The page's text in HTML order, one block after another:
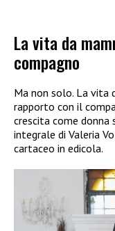
La vita da
compagno
Ma non solo. La vita
rapporto con il
crescita come
integrale di Valeria
cartaceo in edicola.